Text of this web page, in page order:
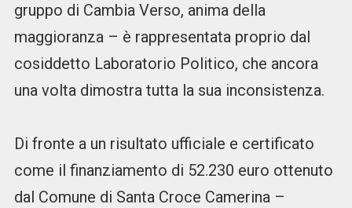
gruppo di Cambia Verso, anima della
maggioranza – è rappresentata proprio dal
cosiddetto Laboratorio Politico, che ancora
una volta dimostra tutta la sua inconsistenza.
Di fronte a un risultato ufficiale e certificato
come il finanziamento di 52.230 euro ottenuto
dal Comune di Santa Croce Camerina –